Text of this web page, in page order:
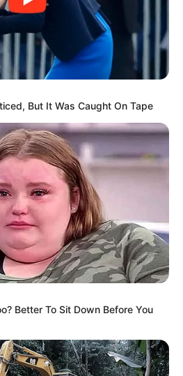
Bahan
Cara
Belanjaan
But It Was Caught On Tape
Better To Sit Down Before You